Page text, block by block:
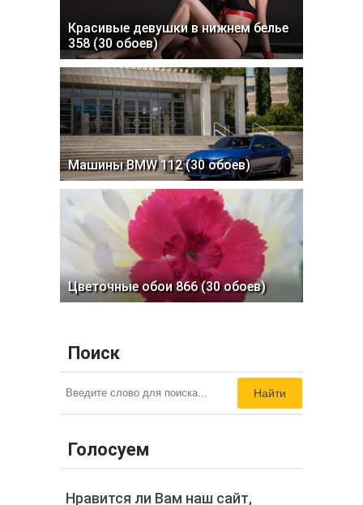
Красивые девушки в нижнем белье
358 (30 обоев)
Машины BMW 112 (30 обоев)
Цветочные обои 866 (30 обоев)
Поиск
Найти
Голосуем
Нравится ли Вам наш сайт,